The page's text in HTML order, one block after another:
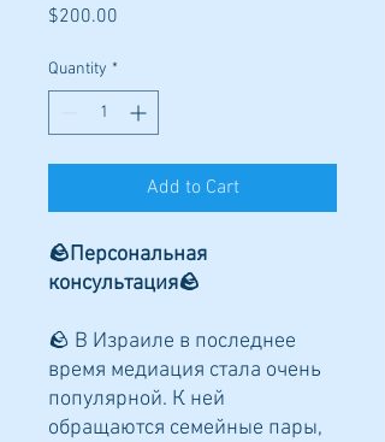
$200.00
Quantity *
Add to Cart
🪨Персональная
консультация🪨
🪨 В Израиле в последнее
время медиация стала очень
популярной. К ней
обращаются семейные пары,